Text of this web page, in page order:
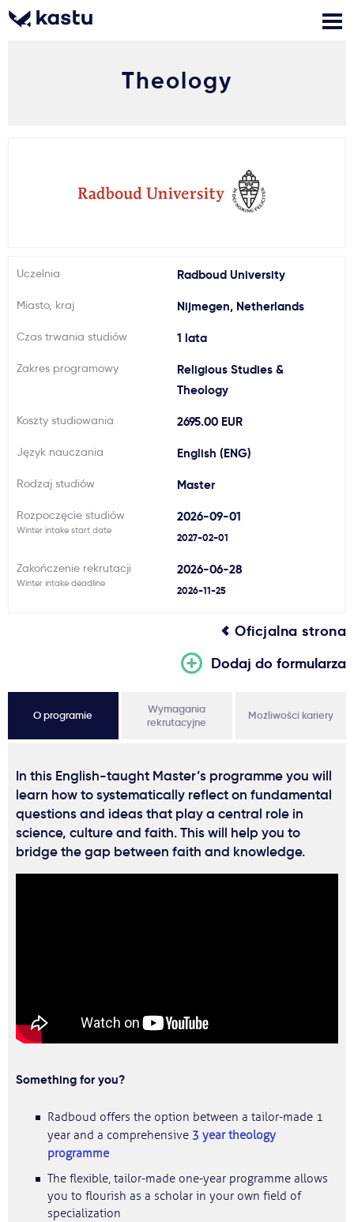
Bezpłatne konsultacje
Gdzie studiować?
Jak aplikować?
Ważne
Usługi
Aktualności
Theology
Uczelnia Radboud University
Miasto, kraj Nijmegen, Netherlands
Czas trwania studiów 1 lata
Zakres programowy
Religious Studies &
Theology
Koszty studiowania 2695.00 EUR
Język nauczania English (ENG)
Rodzaj studiów Master
Rozpoczęcie studiów
Winter intake start date
2026-09-01
2027-02-01
Zakończenie rekrutacji
Winter intake deadline
2026-06-28
2026-11-25
Oficjalna strona
Dodaj do formularza
O programie
Wymagania
rekrutacyjne
Możliwości kariery
In this English-taught Master’s programme you will
learn how to systematically reflect on fundamental
questions and ideas that play a central role in
science, culture and faith. This will help you to
bridge the gap between faith and knowledge.
Something for you?
Radboud offers the option between a tailor-made 1
year and a comprehensive 3 year theology
programme
The flexible, tailor-made one-year programme allows
you to flourish as a scholar in your own field of
specialization